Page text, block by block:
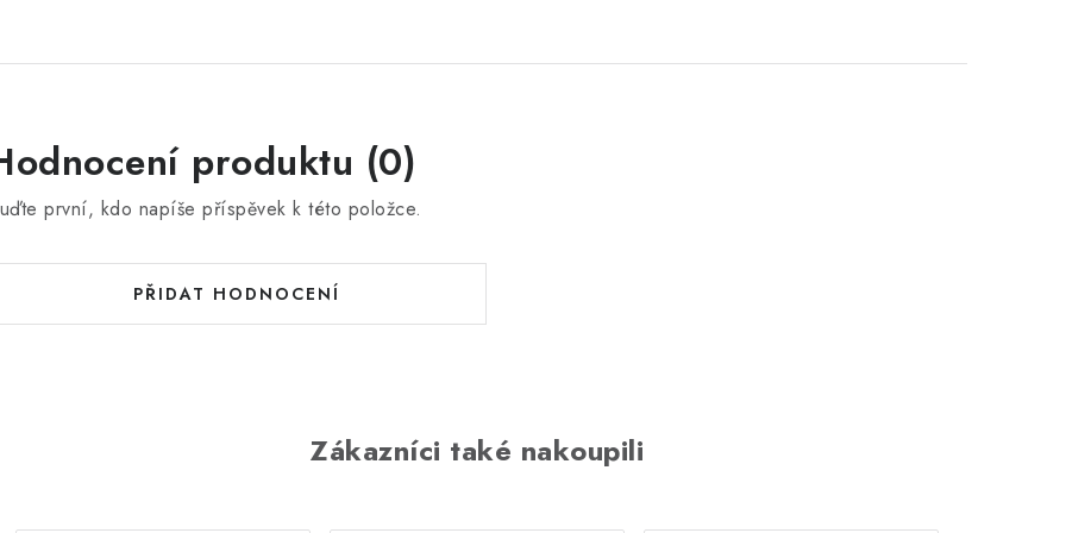
produktu (0)
první, kdo napíše příspěvek k této položce.
PŘIDAT HODNOCENÍ
Zákazníci také nakoupili